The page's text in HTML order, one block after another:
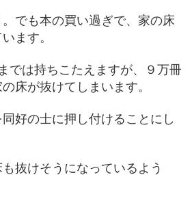
でも本の買い過ぎで、家の床
ます。
では持ちこたえますが、９万冊
床が抜けてしまいます。
好の士に押し付けることにし
抜けそうになっているよう